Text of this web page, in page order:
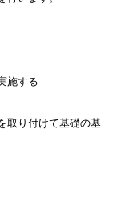
施する
取り付けて基礎の基